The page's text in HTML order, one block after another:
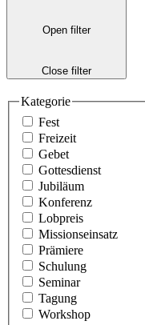
Open filter
Close filter
Kategorie
Fest
Freizeit
Gebet
Gottesdienst
Jubiläum
Konferenz
Lobpreis
Missionseinsatz
Prämiere
Schulung
Seminar
Tagung
Workshop